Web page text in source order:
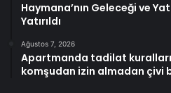
Haymana’nın Geleceği ve
Yatırıldı
Ağustos 7, 2026
Apartmanda tadilat
komşudan izin almadan çivi